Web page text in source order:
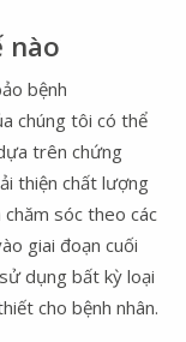
nào
bệnh
chúng tôi có thể
trên chứng
thiện chất lượng
chăm sóc theo các
giai đoạn cuối
dụng bất kỳ loại
cho bệnh nhân.